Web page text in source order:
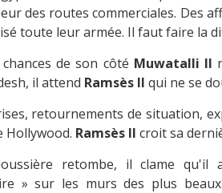
des routes commerciales. Des
toute leur armée. Il faut faire la
de son côté Muwatalli II
il attend Ramsès II qui ne se
retournements de situation,
Hollywood. Ramsès II croit sa
retombe, il clame
» sur les murs des plus